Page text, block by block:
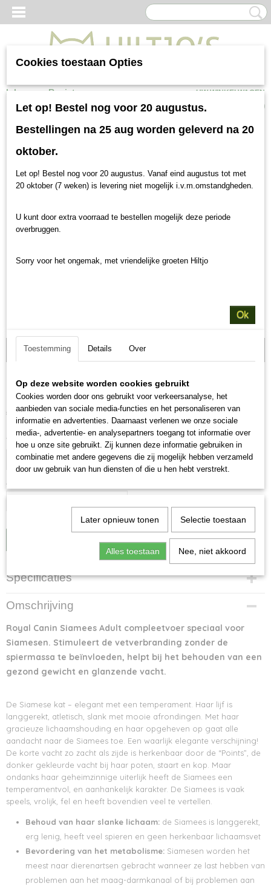
Inloggen Registreren UW WINKELWAGEN
Geen producten (0)
Voordeel verpakking
Siamees Adult
€ 69,95 (inclusief btw 21%)
Voordeel verpakking
IN WINKELWAGEN
Specificaties
Netto gewicht
10,00 Kg
Bruto gewicht
10,00 Kg
Omschrijving
Royal Canin Siamees Adult compleetvoer speciaal voor
Siamesen. Stimuleert de vetverbranding zonder de
spiermassa te beïnvloeden, helpt bij het behouden van een
gezond gewicht en glanzende vacht.
De Siamese kat – elegant met een temperament. Haar lijf is
langgerekt, atletisch, slank met mooie afrondingen. Met haar
gracieuze lichaamshouding en haar opgeheven op gaat alle
aandacht naar de Siamees toe. Een waarlijk elegante verschijning!
De korte vacht zo zacht als zijde is herkenbaar door de “Points”, de
donker gekleurde vacht bij haar poten, staart en kop. Maar
ondanks haar geheimzinnige uiterlijk heeft de Siamees een
temperamentvol, en aanhankelijk karakter. De Siamees is vaak
speels, vrolijk, fel en heeft bovendien veel te vertellen.
Behoud van haar slanke lichaam: de Siamees is langgerekt,
erg lenig, heeft veel spieren en geen herkenbaar lichaamsvet
Bevordering van het metabolisme: Siamesen worden het
meest naar dierenartsen gebracht wanneer ze last hebben van
problemen aan het maag-darmkanaal of bij problemen aan
Cookies toestaan Opties
Let op! Bestel nog voor 20 augustus.
Bestellingen na 25 aug worden geleverd na 20
oktober.
Let op! Bestel nog voor 20 augustus. Vanaf eind augustus tot met
20 oktober (7 weken) is levering niet mogelijk i.v.m.omstandgheden.
U kunt door extra voorraad te bestellen mogelijk deze periode
overbruggen.
Sorry voor het ongemak, met vriendelijke groeten Hiltjo
Ok
Toestemming Details Over
Op deze website worden cookies gebruikt
Cookies worden door ons gebruikt voor verkeersanalyse, het
aanbieden van sociale media-functies en het personaliseren van
informatie en advertenties. Daarnaast verlenen we onze sociale
media-, advertentie- en analysepartners toegang tot informatie over
hoe u onze site gebruikt. Zij kunnen deze informatie gebruiken in
combinatie met andere gegevens die zij mogelijk hebben verzameld
door uw gebruik van hun diensten of die u hen hebt verstrekt.
Later opnieuw tonen Selectie toestaan
Alles toestaan Nee, niet akkoord